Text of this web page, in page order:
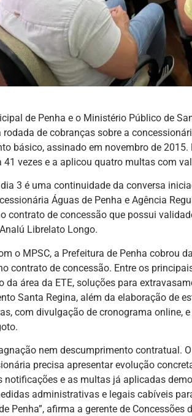
de Penha e o Ministério Público de
de cobranças sobre a
básico, assinado em novembro de
vezes e a aplicou quatro multas com
3 é uma continuidade da conversa
Águas de Penha e Agência
contrato de concessão que possui
Librelato Longo.
o MPSC, a Prefeitura de Penha cobrou
contrato de concessão. Entre os
da área da ETE, soluções para
Santa Regina, além da elaboração de
com divulgação de cronograma online,
nem descumprimento contratual.
precisa apresentar evolução
notificações e as multas já aplicadas
administrativas e legais cabíveis
Penha”, afirma a gerente de Concessões